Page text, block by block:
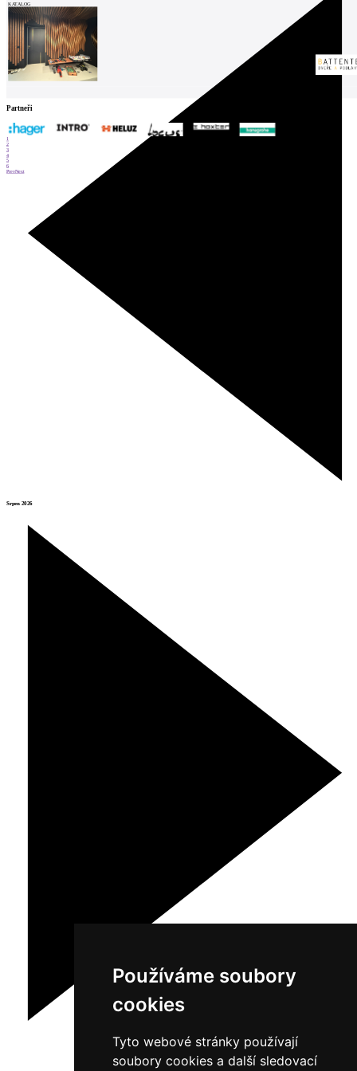
Používáme soubory
cookies
Tyto webové stránky používají
soubory cookies a další sledovací
Srpen 2026
KATALOG
Partneři
1
2
3
4
5
6
PrevNext